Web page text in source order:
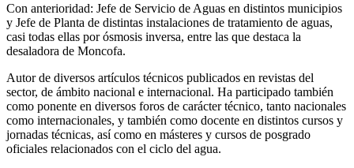
Con anterioridad: Jefe de Servicio de Aguas en distintos municipios
y Jefe de Planta de distintas instalaciones de tratamiento de aguas,
casi todas ellas por ósmosis inversa, entre las que destaca la
desaladora de Moncofa.
Autor de diversos artículos técnicos publicados en revistas del
sector, de ámbito nacional e internacional. Ha participado también
como ponente en diversos foros de carácter técnico, tanto nacionales
como internacionales, y también como docente en distintos cursos y
jornadas técnicas, así como en másteres y cursos de posgrado
oficiales relacionados con el ciclo del agua.